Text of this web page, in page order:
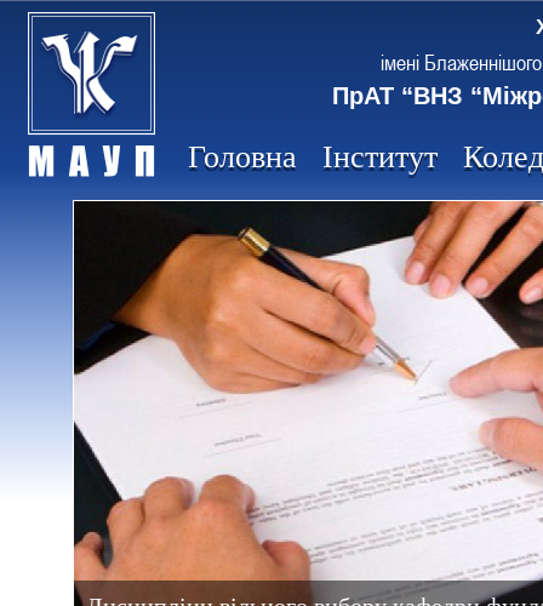
імені
ПрАТ “ВНЗ
Головна Інститут